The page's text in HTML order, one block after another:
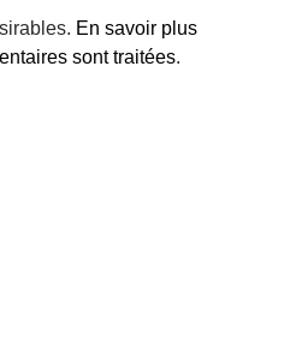
En savoir plus
sont traitées.